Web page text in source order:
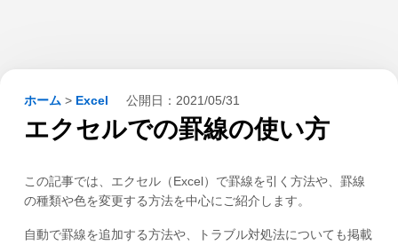
ホーム > Excel 公開日： 2021/05/31
エクセルでの罫線の使い方
この記事では、エクセル（Excel）で罫線を引く方法や、罫線
の種類や色を変更する方法を中心にご紹介します。
自動で罫線を追加する方法や、トラブル対処法についても掲載